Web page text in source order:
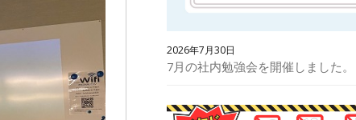
2026年7月30日
7月の社内勉強会を開催しました。